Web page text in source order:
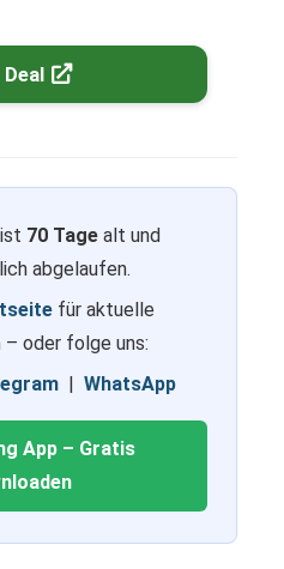
70 Tage alt und
abgelaufen.
für aktuelle
– oder folge uns:
| WhatsApp
App – Gratis